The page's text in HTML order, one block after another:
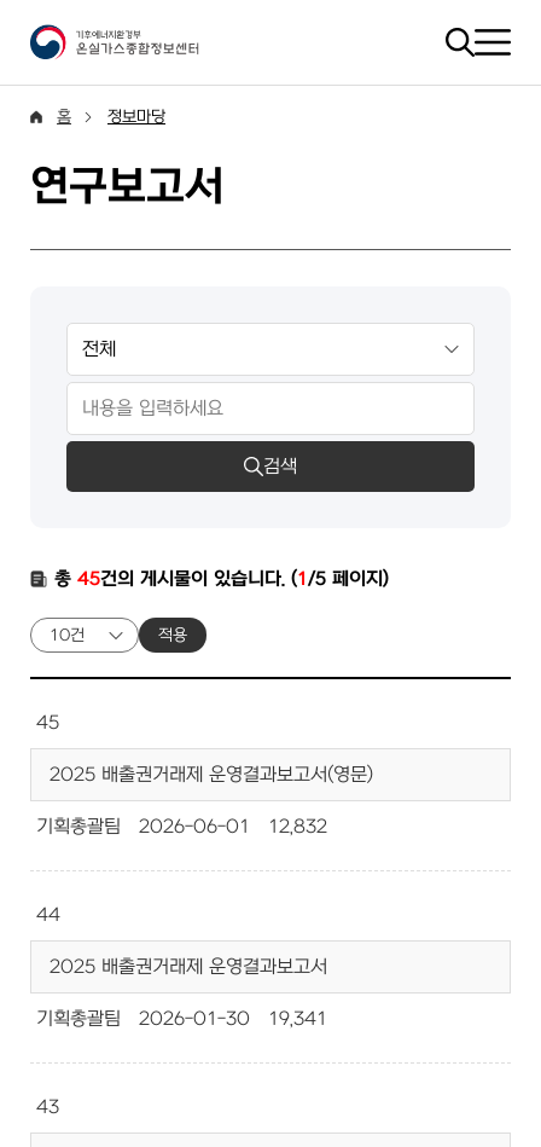
홈 정보마당
연구보고서
검색
총 45건의 게시물이 있습니다. (1/5 페이지)
적용
45
2025 배출권거래제 운영결과보고서(영문)
기획총괄팀 2026-06-01 12,832
44
2025 배출권거래제 운영결과보고서
기획총괄팀 2026-01-30 19,341
43